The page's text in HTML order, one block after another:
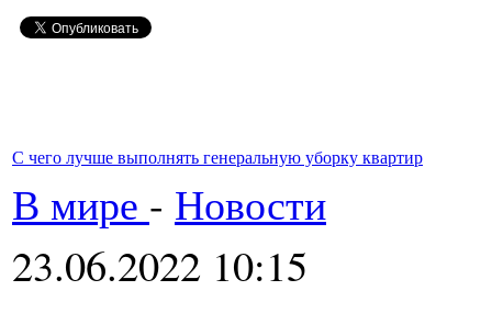
С чего лучше выполнять генеральную уборку квартир
В мире - Новости
23.06.2022 10:15